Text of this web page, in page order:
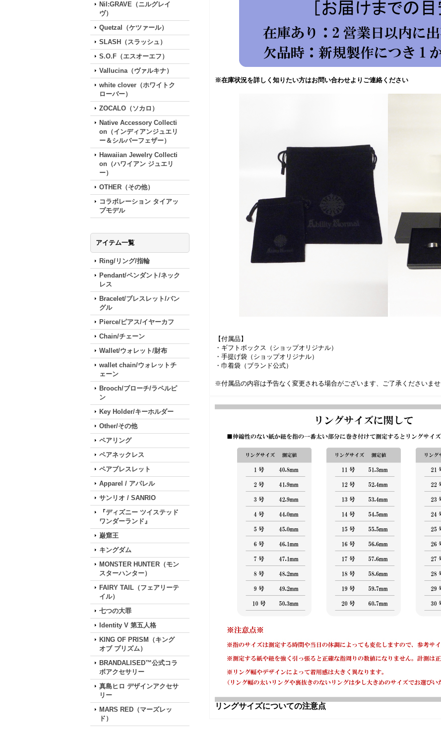
Nil:GRAVE（ニルグレイ
ヴ）
Quetzal（ケツァール）
SLASH（スラッシュ）
S.O.F（エスオーエフ）
Vallucina（ヴァルキナ）
white clover（ホワイトク
ローバー）
ZOCALO（ソカロ）
Native Accessory Collecti
on（インディアンジュエリ
ー＆シルバーフェザー）
Hawaiian Jewelry Collecti
on（ハワイアン ジュエリ
ー）
OTHER（その他）
コラボレーション タイアッ
プモデル
アイテム一覧
Ring/リング/指輪
Pendant/ペンダント/ネック
レス
Bracelet/ブレスレット/バン
グル
Pierce/ピアス/イヤーカフ
Chain/チェーン
Wallet/ウォレット/財布
wallet chain/ウォレットチ
ェーン
Brooch/ブローチ/ラペルピ
ン
Key Holder/キーホルダー
Other/その他
ペアリング
ペアネックレス
ペアブレスレット
Apparel / アパレル
サンリオ / SANRIO
『ディズニー ツイステッド
ワンダーランド』
巌窟王
キングダム
MONSTER HUNTER（モン
スターハンター）
FAIRY TAIL（フェアリーテ
イル）
七つの大罪
Identity V 第五人格
KING OF PRISM（キング
オブ プリズム）
BRANDALISED™公式コラ
ボアクセサリー
真島ヒロ デザインアクセサ
リー
MARS RED（マーズレッ
ド）
※在庫状況を詳しく知りたい方はお問い合わせよりご連絡ください
【付属品】
・ギフトボックス（ショップオリジナル）
・手提げ袋（ショップオリジナル）
・巾着袋（ブランド公式）
※付属品の内容は予告なく変更される場合がございます、ご了承くださいませ
リングサイズについての注意点